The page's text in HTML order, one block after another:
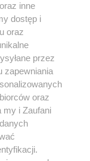
powielany i
jakikolwiek sposób
polu
w
użycie
z naruszeniem
groźbą kary i
inne
dostęp i
oraz
przez
zapewniania
oraz
my i Zaufani